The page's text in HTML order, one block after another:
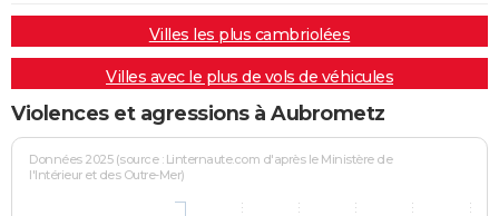
Villes les plus cambriolées
Villes avec le plus de vols de véhicules
Violences et agressions à Aubrometz
Données 2025 (source : Linternaute.com d'après le Ministère de
l'Intérieur et des Outre-Mer)